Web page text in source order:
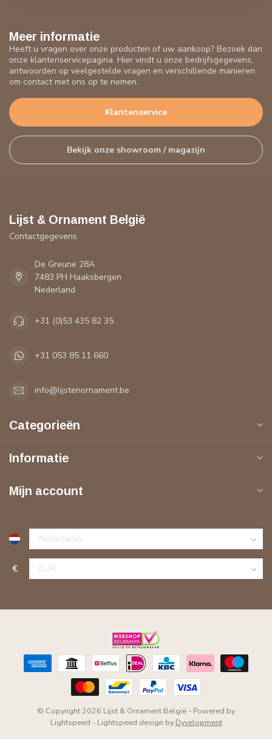
Meer informatie
Heeft u vragen over onze producten of uw aankoop? Bezoek dan
onze klantenservicepagina. Hier vindt u onze bedrijfsgegevens,
antwoorden op veelgestelde vragen en verschillende manieren
om contact met ons op te nemen.
Klantenservice
Bekijk onze showroom / magazijn
Lijst & Ornament België
Contactgegevens
De Greune 28A
7483 PH Haaksbergen
Nederland
+31 (0)53 435 82 35
+31 053 85 11 660
info@lijstenornament.be
Categorieën
Informatie
Mijn account
€
© Copyright 2026 Lijst & Ornament België - Powered by
Lightspeed - Lightspeed design by Dyvelopment